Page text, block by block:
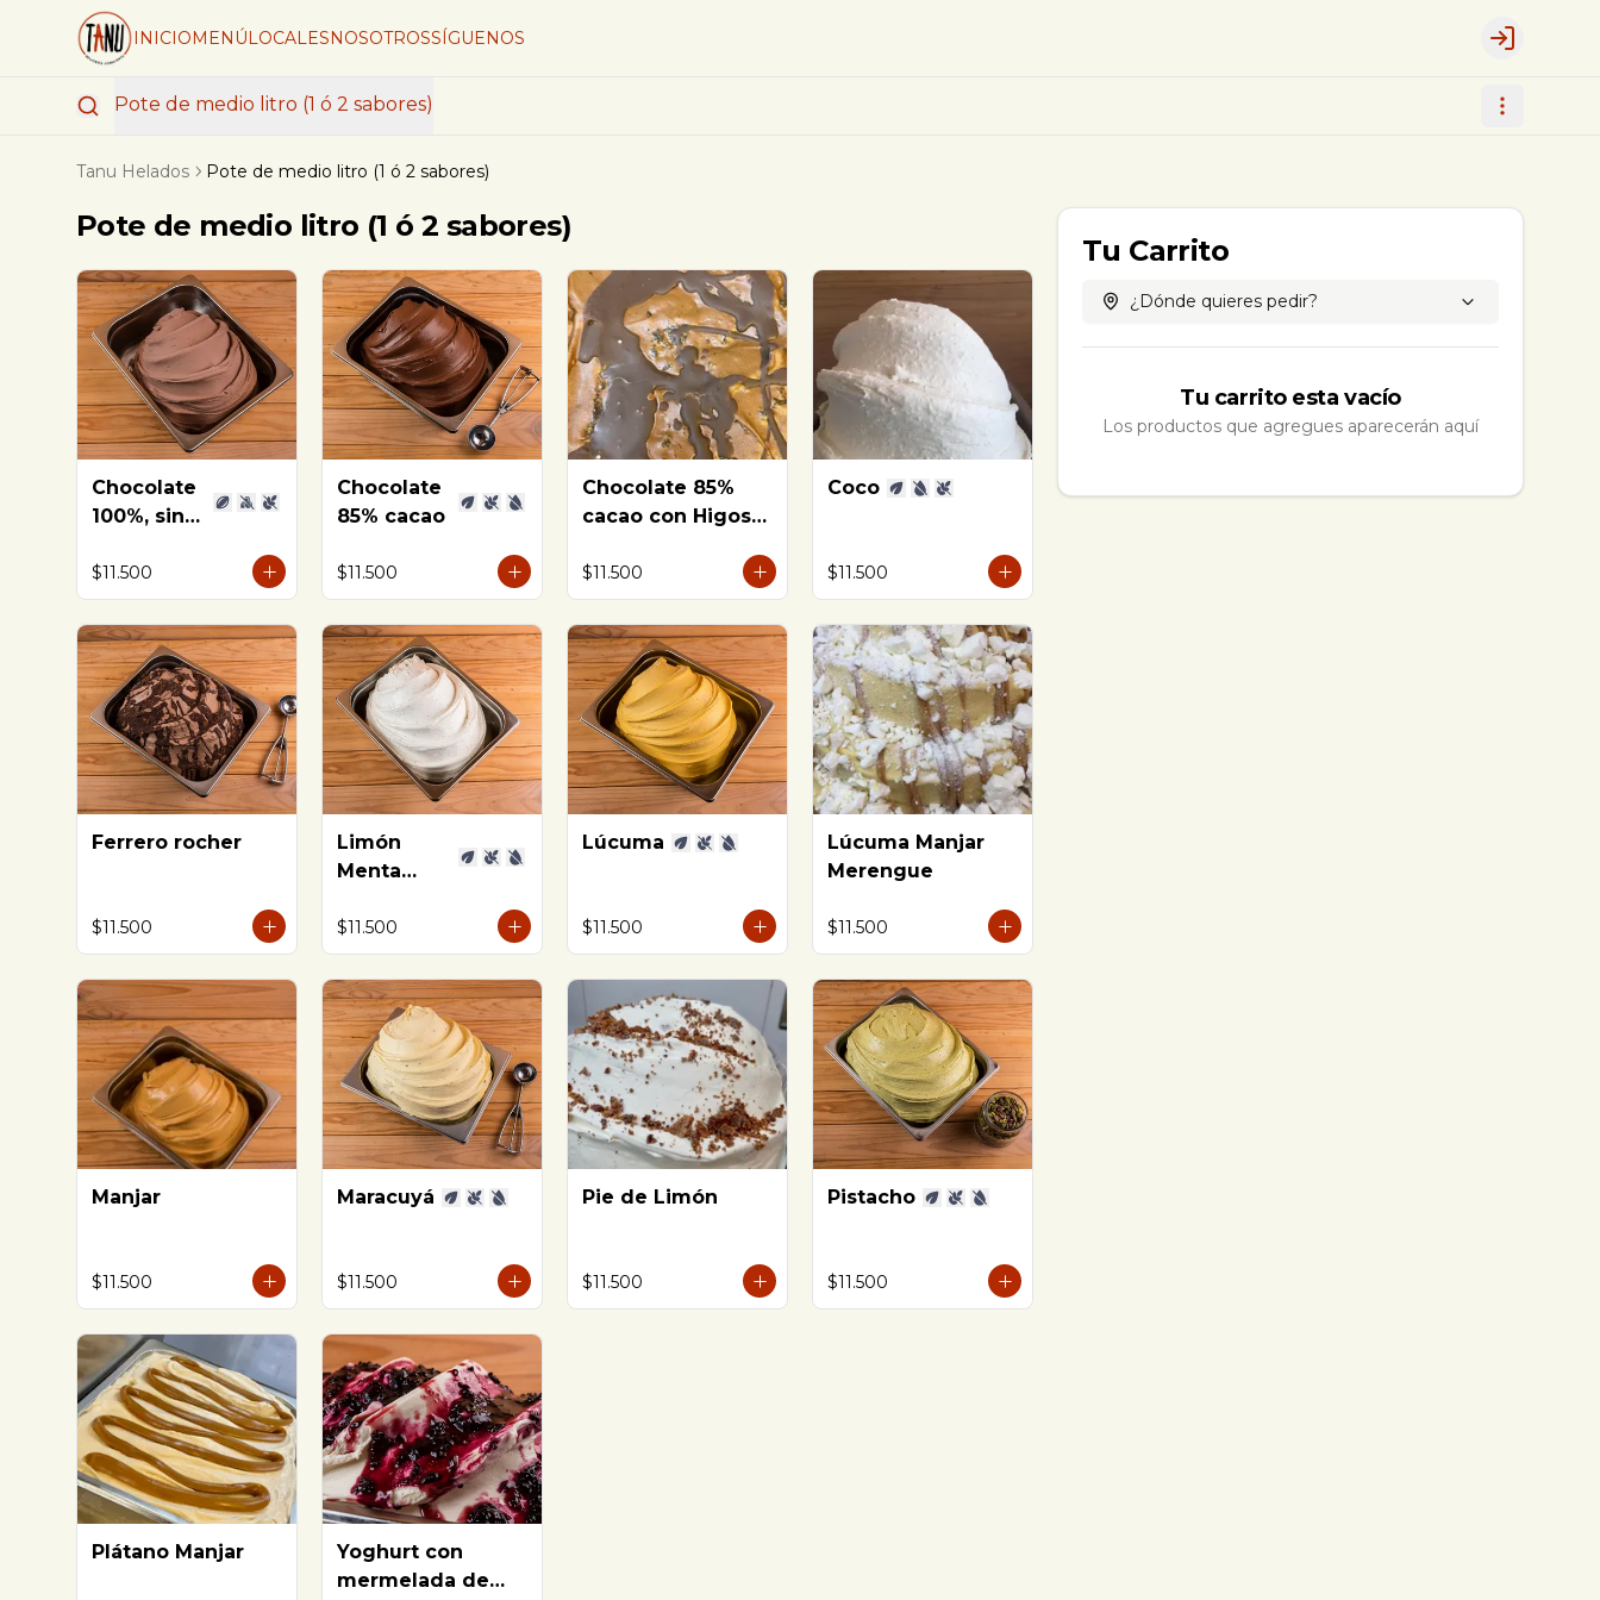
INICIOMENÚLOCALESNOSOTROSSÍGUENOS Login
Pote de medio litro (1 ó 2 sabores)
Tanu Helados Pote de medio litro (1 ó 2 sabores)
Pote de medio litro (1 ó 2 sabores)
Chocolate
100%, sin
$11.500
Chocolate
85% cacao
$11.500
Chocolate 85%
cacao con Higos
$11.500
Coco
$11.500
Ferrero rocher
$11.500
Limón
Menta
$11.500
Lúcuma
$11.500
Lúcuma Manjar
Merengue
$11.500
Manjar
$11.500
Maracuyá
$11.500
Pie de Limón
$11.500
Pistacho
$11.500
Plátano Manjar
Yoghurt con
mermelada de
Tu Carrito
¿Dónde quieres pedir?
Tu carrito esta vacío
Los productos que agregues aparecerán aquí